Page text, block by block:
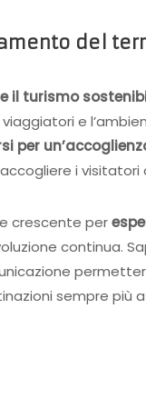
del
il turismo
e
per
i visitatori
crescente per
continua.
sempre